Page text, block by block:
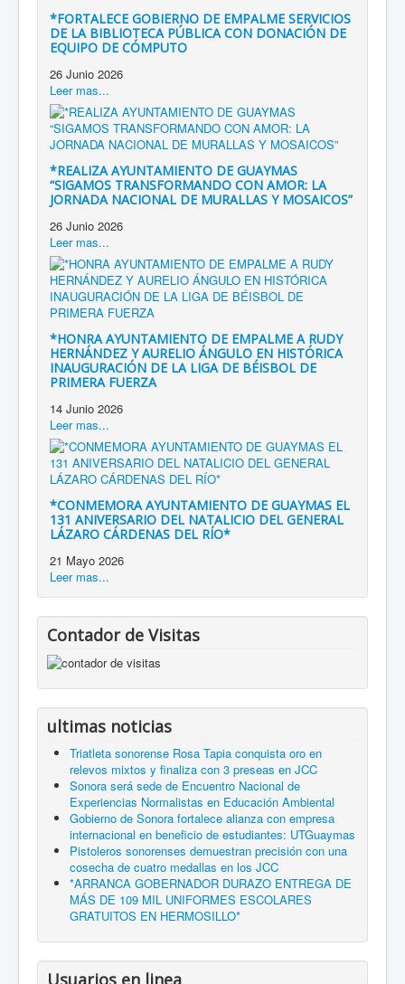
*FORTALECE GOBIERNO DE EMPALME SERVICIOS
DE LA BIBLIOTECA PÚBLICA CON DONACIÓN DE
EQUIPO DE CÓMPUTO
26 Junio 2026
Leer mas...
*REALIZA AYUNTAMIENTO DE GUAYMAS
“SIGAMOS TRANSFORMANDO CON AMOR: LA
JORNADA NACIONAL DE MURALLAS Y MOSAICOS”
26 Junio 2026
Leer mas...
*HONRA AYUNTAMIENTO DE EMPALME A RUDY
HERNÁNDEZ Y AURELIO ÁNGULO EN HISTÓRICA
INAUGURACIÓN DE LA LIGA DE BÉISBOL DE
PRIMERA FUERZA
14 Junio 2026
Leer mas...
*CONMEMORA AYUNTAMIENTO DE GUAYMAS EL
131 ANIVERSARIO DEL NATALICIO DEL GENERAL
LÁZARO CÁRDENAS DEL RÍO*
21 Mayo 2026
Leer mas...
Contador de Visitas
ultimas noticias
Triatleta sonorense Rosa Tapia conquista oro en
relevos mixtos y finaliza con 3 preseas en JCC
Sonora será sede de Encuentro Nacional de
Experiencias Normalistas en Educación Ambiental
Gobierno de Sonora fortalece alianza con empresa
internacional en beneficio de estudiantes: UTGuaymas
Pistoleros sonorenses demuestran precisión con una
cosecha de cuatro medallas en los JCC
*ARRANCA GOBERNADOR DURAZO ENTREGA DE
MÁS DE 109 MIL UNIFORMES ESCOLARES
GRATUITOS EN HERMOSILLO*